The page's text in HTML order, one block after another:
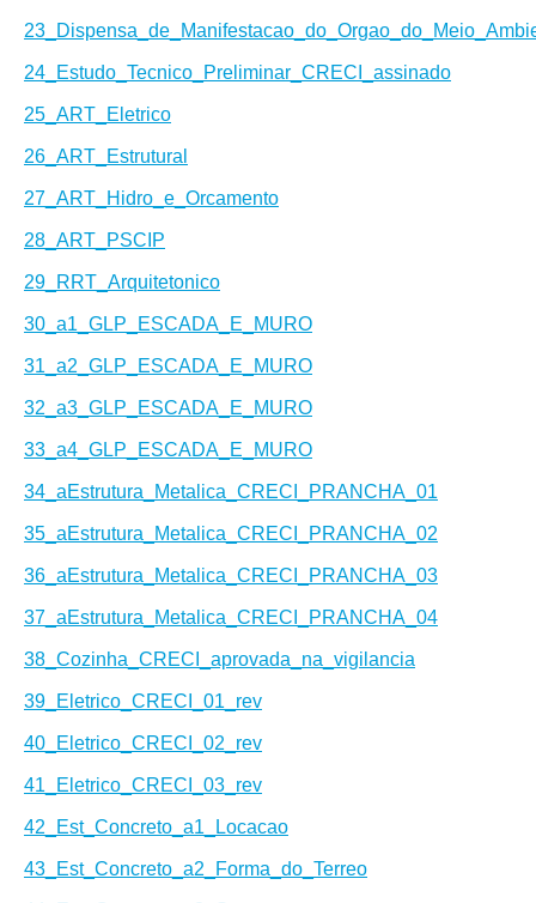
24_Estudo_Tecnico_Preliminar_CRECI_assinado
25_ART_Eletrico
26_ART_Estrutural
27_ART_Hidro_e_Orcamento
28_ART_PSCIP
29_RRT_Arquitetonico
30_a1_GLP_ESCADA_E_MURO
31_a2_GLP_ESCADA_E_MURO
32_a3_GLP_ESCADA_E_MURO
33_a4_GLP_ESCADA_E_MURO
34_aEstrutura_Metalica_CRECI_PRANCHA_01
35_aEstrutura_Metalica_CRECI_PRANCHA_02
36_aEstrutura_Metalica_CRECI_PRANCHA_03
37_aEstrutura_Metalica_CRECI_PRANCHA_04
38_Cozinha_CRECI_aprovada_na_vigilancia
39_Eletrico_CRECI_01_rev
40_Eletrico_CRECI_02_rev
41_Eletrico_CRECI_03_rev
42_Est_Concreto_a1_Locacao
43_Est_Concreto_a2_Forma_do_Terreo